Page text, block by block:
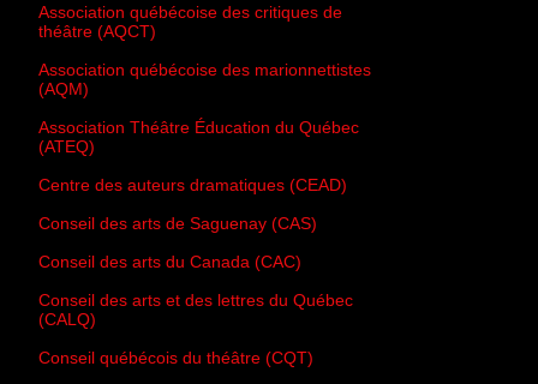
Association québécoise des critiques de
théâtre (AQCT)
Association québécoise des marionnettistes
(AQM)
Association Théâtre Éducation du Québec
(ATEQ)
Centre des auteurs dramatiques (CEAD)
Conseil des arts de Saguenay (CAS)
Conseil des arts du Canada (CAC)
Conseil des arts et des lettres du Québec
(CALQ)
Conseil québécois du théâtre (CQT)